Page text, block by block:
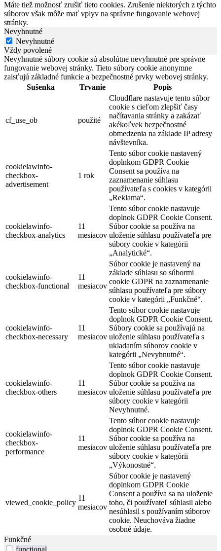
Máte tiež možnosť zrušiť tieto cookies. Zrušenie niektorých z týchto
súborov však môže mať vplyv na správne fungovanie webovej
stránky.
Nevyhnutné
Nevyhnutné
Vždy povolené
Nevyhnutné súbory cookie sú absolútne nevyhnutné pre správne
fungovanie webovej stránky. Tieto súbory cookie anonymne
zaisťujú základné funkcie a bezpečnostné prvky webovej stránky.
Sušenka
Trvanie Popis
cf_use_ob použité
Cloudflare nastavuje tento súbor
cookie s cieľom zlepšiť časy
načítavania stránky a zakázať
akékoľvek bezpečnostné
obmedzenia na základe IP adresy
návštevníka.
cookielawinfo-
checkbox-
advertisement
1 rok
Tento súbor cookie nastavený
doplnkom GDPR Cookie
Consent sa používa na
zaznamenanie súhlasu
používateľa s cookies v kategórii
„Reklama“.
cookielawinfo-
checkbox-analytics
11
mesiacov
Tento súbor cookie nastavuje
doplnok GDPR Cookie Consent.
Súbor cookie sa používa na
uloženie súhlasu používateľa pre
súbory cookie v kategórii
„Analytické“.
cookielawinfo-
checkbox-functional
11
mesiacov
Súbor cookie je nastavený na
základe súhlasu so súbormi
cookie GDPR na zaznamenanie
súhlasu používateľa pre súbory
cookie v kategórii „Funkčné“.
cookielawinfo-
checkbox-necessary
11
mesiacov
Tento súbor cookie nastavuje
doplnok GDPR Cookie Consent.
Súbory cookie sa používajú na
uloženie súhlasu používateľa s
ukladaním súborov cookie v
kategórii „Nevyhnutné“.
cookielawinfo-
checkbox-others
11
mesiacov
Tento súbor cookie nastavuje
doplnok GDPR Cookie Consent.
Súbor cookie sa používa na
uloženie súhlasu používateľa pre
súbory cookie v kategórii
Nevyhnutné.
cookielawinfo-
checkbox-
performance
11
mesiacov
Tento súbor cookie nastavuje
doplnok GDPR Cookie Consent.
Súbor cookie sa používa na
uloženie súhlasu používateľa pre
súbory cookie v kategórii
„Výkonostné“.
viewed_cookie_policy
11
mesiacov
Súbor cookie je nastavený
doplnkom GDPR Cookie
Consent a používa sa na uloženie
toho, či používateľ súhlasil alebo
nesúhlasil s používaním súborov
cookie. Neuchováva žiadne
osobné údaje.
Funkčné
functional